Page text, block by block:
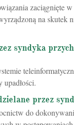
zaciągnięte
na skutek
syndyka
przez
do